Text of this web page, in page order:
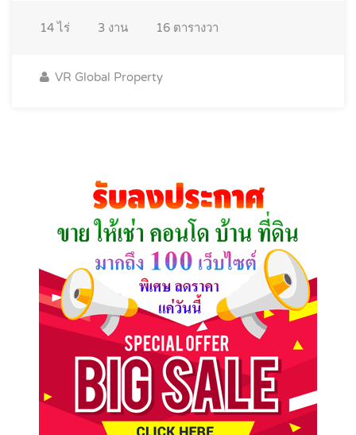
14ไร่ 3 งาน 16 ตารางวา
VR Global Property